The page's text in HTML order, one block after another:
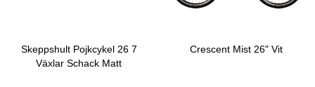
Skeppshult Pojkcykel 26 7
Växlar Schack Matt
Crescent Mist 26" Vit